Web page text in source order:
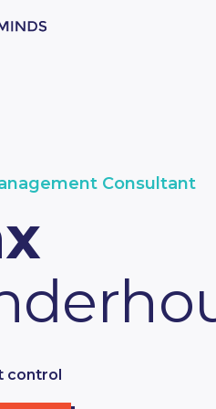
Consultant
control